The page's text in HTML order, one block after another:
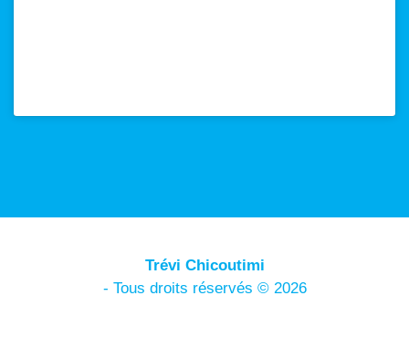
Trévi Chicoutimi
- Tous droits réservés © 2026